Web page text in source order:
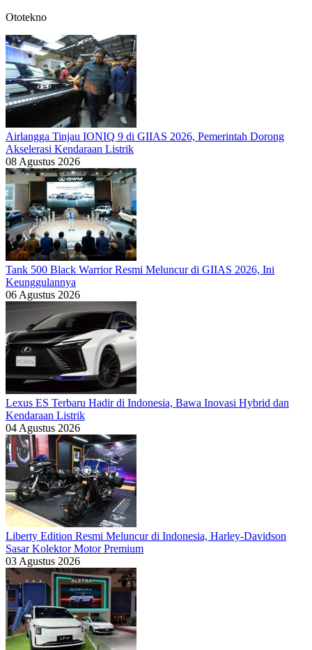
Ototekno
Airlangga Tinjau IONIQ 9 di GIIAS 2026, Pemerintah Dorong
Akselerasi Kendaraan Listrik
08 Agustus 2026
Tank 500 Black Warrior Resmi Meluncur di GIIAS 2026, Ini
Keunggulannya
06 Agustus 2026
Lexus ES Terbaru Hadir di Indonesia, Bawa Inovasi Hybrid dan
Kendaraan Listrik
04 Agustus 2026
Liberty Edition Resmi Meluncur di Indonesia, Harley-Davidson
Sasar Kolektor Motor Premium
03 Agustus 2026